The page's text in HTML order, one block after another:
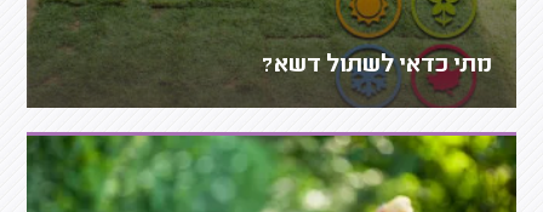
מתי כדאי לשתול דשא?